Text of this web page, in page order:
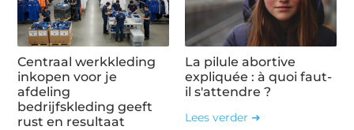
Centraal werkkleding
inkopen voor je
afdeling
bedrijfskleding geeft
rust en resultaat
La pilule abortive
expliquée : à quoi faut-
il s'attendre ?
Lees verder ➜